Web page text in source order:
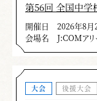
第56回 全国中学
開催日
2026年8月
会場名
J:COMア
大会 後援大会